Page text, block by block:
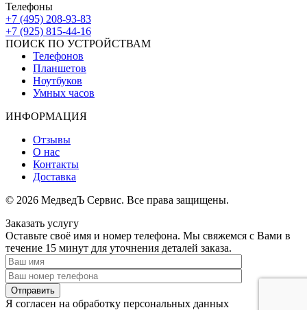
Телефоны
+7 (495) 208-93-83
+7 (925) 815-44-16
ПОИСК ПО УСТРОЙСТВАМ
Телефонов
Планшетов
Ноутбуков
Умных часов
ИНФОРМАЦИЯ
Отзывы
О нас
Контакты
Доставка
© 2026 МедведЪ Сервис. Все права защищены.
Заказать услугу
Оставьте своё имя и номер телефона. Мы свяжемся с Вами в
течение 15 минут для уточнения деталей заказа.
Я согласен на обработку персональных данных